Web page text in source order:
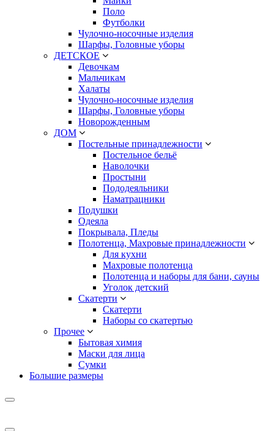
Поло
Футболки
Чулочно-носочные изделия
Шарфы, Головные уборы
ДЕТСКОЕ
Девочкам
Мальчикам
Халаты
Чулочно-носочные изделия
Шарфы, Головные уборы
Новорожденным
ДОМ
Постельные принадлежности
Постельное бельё
Наволочки
Простыни
Пододеяльники
Наматрацники
Подушки
Одеяла
Покрывала, Пледы
Полотенца, Махровые принадлежности
Для кухни
Махровые полотенца
Полотенца и наборы для бани, сауны
Уголок детский
Скатерти
Скатерти
Наборы со скатертью
Прочее
Бытовая химия
Маски для лица
Сумки
Большие размеры